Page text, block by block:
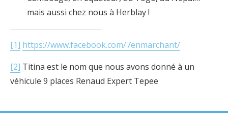
mais aussi chez nous à Herblay !
[1] https://www.facebook.com/7enmarchant/
[2] Titina est le nom que nous avons donné à un
véhicule 9 places Renaud Expert Tepee